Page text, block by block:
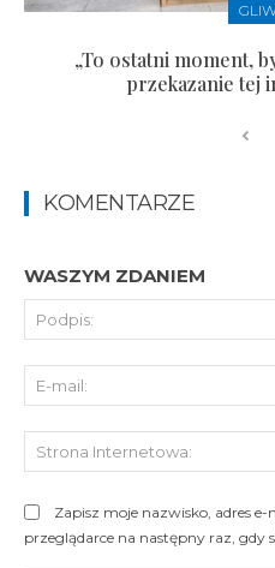
„To ostatni moment,
przekazanie tej
KOMENTARZE
WASZYM ZDANIEM
Zapisz moje nazwisko, adres
przeglądarce na następny raz, gdy